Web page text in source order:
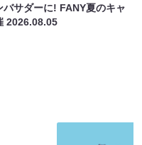
バサダーに! FANY夏のキャ
2026.08.05